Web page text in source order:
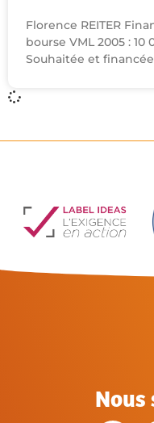
Florence REITER
bourse VML 2005 : 10
Souhaitée et
Nous